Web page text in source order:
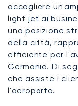
accogliere
light jet ai
una posizione
della città,
efficiente per
Germania. Di
che assiste i
l'aeroporto.